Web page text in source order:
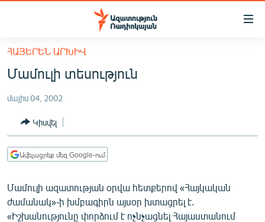
Մատչելիության
հիմնական
բովանդակությանը
հիմնական
մենյուին
Որոնում
ՀԱՅԱՍՏԱՆ
ՔԱՂԱՔԱԿԱՆ
ԸՆՏՐՈՒԹՅՈՒՆՆԵՐ 2026
ԻՐԱՎՈՒՆՔ
ՏՆՏԵՍՈՒԹՅՈՒՆ
ՂԱՐԱԲԱՂ
ՀԱՅԵՐԵՆ ԱՐԽԻՎ
Մամուլի տեսություն
մայիս 04, 2002
Կիսվել
Ավելացրեք մեզ Google-ում
Մամուլի ազատության օրվա հետքերով «Հայկական
ժամանակ»-ի խմբագիրն այսօր խտացրել է.
«Իշխանությունը փորձում է ոչնչացնել Հայաստանում